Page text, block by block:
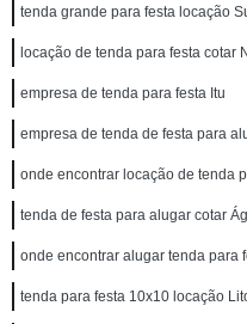
tenda grande para festa locação
locação de tenda para festa cotar
empresa de tenda para festa Itu
empresa de tenda de festa para
onde encontrar locação de tenda
tenda de festa para alugar cotar
onde encontrar alugar tenda para
tenda para festa 10x10 locação